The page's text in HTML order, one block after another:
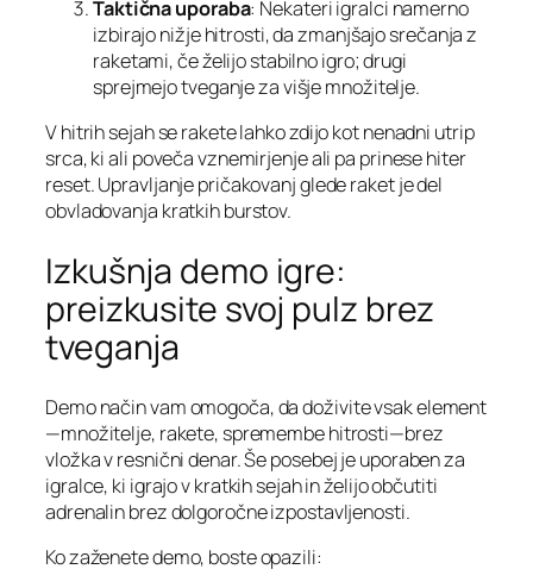
Taktična uporaba: Nekateri igralci namerno
izbirajo nižje hitrosti, da zmanjšajo srečanja z
raketami, če želijo stabilno igro; drugi
sprejmejo tveganje za višje množitelje.
V hitrih sejah se rakete lahko zdijo kot nenadni utrip
srca, ki ali poveča vznemirjenje ali pa prinese hiter
reset. Upravljanje pričakovanj glede raket je del
obvladovanja kratkih burstov.
Izkušnja demo igre:
preizkusite svoj pulz brez
tveganja
Demo način vam omogoča, da doživite vsak element
—množitelje, rakete, spremembe hitrosti—brez
vložka v resnični denar. Še posebej je uporaben za
igralce, ki igrajo v kratkih sejah in želijo občutiti
adrenalin brez dolgoročne izpostavljenosti.
Ko zaženete demo, boste opazili: